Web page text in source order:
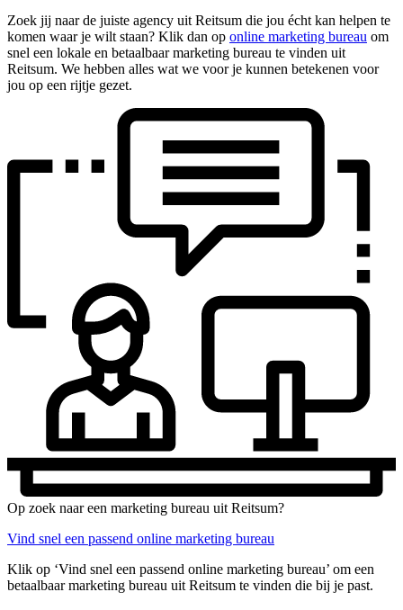
Zoek jij naar de juiste agency uit Reitsum die jou écht kan helpen te
komen waar je wilt staan? Klik dan op online marketing bureau om
snel een lokale en betaalbaar marketing bureau te vinden uit
Reitsum. We hebben alles wat we voor je kunnen betekenen voor
jou op een rijtje gezet.
Op zoek naar een marketing bureau uit Reitsum?
Vind snel een passend online marketing bureau
Klik op ‘Vind snel een passend online marketing bureau’ om een
betaalbaar marketing bureau uit Reitsum te vinden die bij je past.